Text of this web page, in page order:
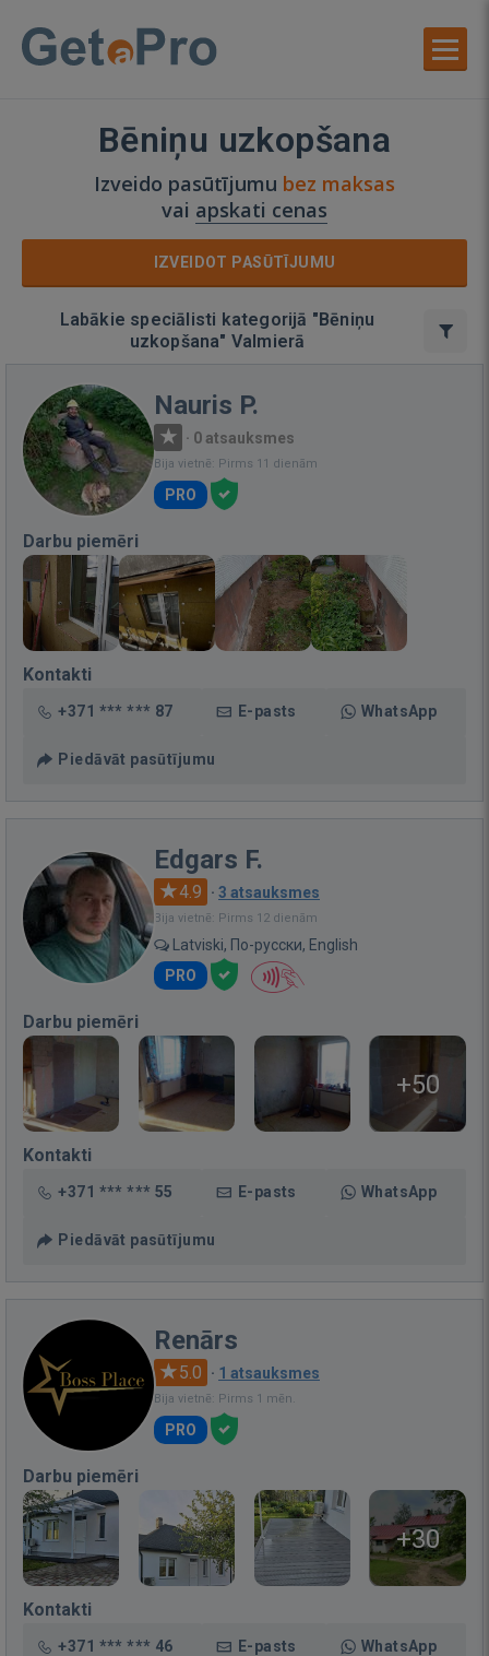
Bēniņu uzkopšana
Izveido pasūtījumu bez maksas
vai apskati cenas
IZVEIDOT PASŪTĪJUMU
Labākie speciālisti kategorijā "Bēniņu
uzkopšana" Valmierā
Nauris P.
· 0 atsauksmes
Bija vietnē: Pirms 11 dienām
PRO
Darbu piemēri
Kontakti
+371 *** *** 87 E-pasts WhatsApp
Piedāvāt pasūtījumu
Edgars F.
4.9 · 3 atsauksmes
Bija vietnē: Pirms 12 dienām
Latviski, По-русски, English
PRO
Darbu piemēri
+50
Kontakti
+371 *** *** 55 E-pasts WhatsApp
Piedāvāt pasūtījumu
Renārs
5.0 · 1 atsauksmes
Bija vietnē: Pirms 1 mēn.
PRO
Darbu piemēri
+30
Kontakti
+371 *** *** 46 E-pasts WhatsApp